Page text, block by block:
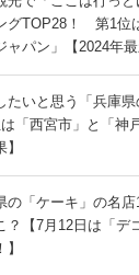
グTOP28！ 第1位
ャパン」【2024年最
たいと思う「兵庫
「西宮市」と「神
の「ケーキ」の名
？【7月12日は「デ